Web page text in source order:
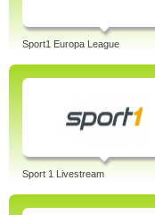
Sport1 Europa League
Sport 1 Livestream